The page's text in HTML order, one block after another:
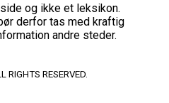
og ikke et leksikon.
derfor tas med kraftig
andre steder.
RESERVED.